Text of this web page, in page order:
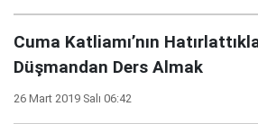
Cuma Katliamı’nın
Düşmandan Ders Almak
26 Mart 2019 Salı 06:42